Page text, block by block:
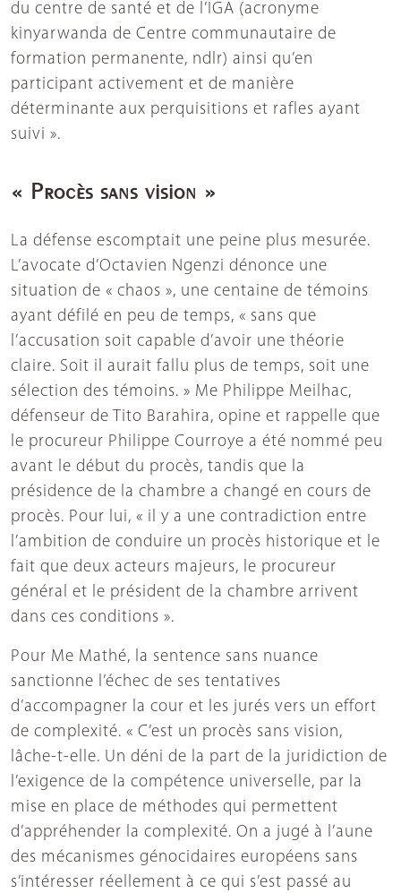
du centre de santé et de l’IGA (acronyme
kinyarwanda de Centre communautaire de
formation permanente, ndlr) ainsi qu’en
participant activement et de manière
déterminante aux perquisitions et rafles ayant
suivi ».
« Procès sans vision »
La défense escomptait une peine plus mesurée.
L’avocate d’Octavien Ngenzi dénonce une
situation de « chaos », une centaine de témoins
ayant défilé en peu de temps, « sans que
l’accusation soit capable d’avoir une théorie
claire. Soit il aurait fallu plus de temps, soit une
sélection des témoins. » Me Philippe Meilhac,
défenseur de Tito Barahira, opine et rappelle que
le procureur Philippe Courroye a été nommé peu
avant le début du procès, tandis que la
présidence de la chambre a changé en cours de
procès. Pour lui, « il y a une contradiction entre
l’ambition de conduire un procès historique et le
fait que deux acteurs majeurs, le procureur
général et le président de la chambre arrivent
dans ces conditions ».
Pour Me Mathé, la sentence sans nuance
sanctionne l’échec de ses tentatives
d’accompagner la cour et les jurés vers un effort
de complexité. « C’est un procès sans vision,
lâche-t-elle. Un déni de la part de la juridiction de
l’exigence de la compétence universelle, par la
mise en place de méthodes qui permettent
d’appréhender la complexité. On a jugé à l’aune
des mécanismes génocidaires européens sans
s’intéresser réellement à ce qui s’est passé au